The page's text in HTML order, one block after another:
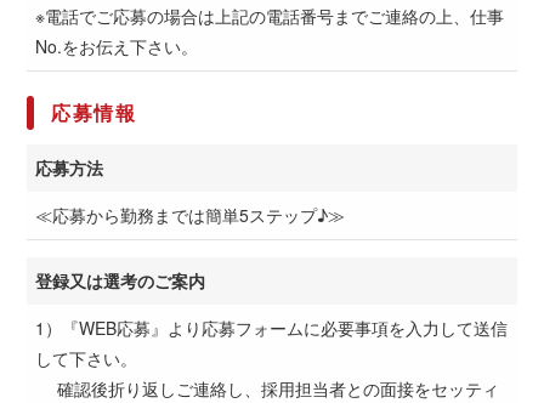
※電話でご応募の場合は上記の電話番号までご連絡の上、仕事
No.をお伝え下さい。
応募情報
応募方法
≪応募から勤務までは簡単5ステップ♪≫
登録又は選考のご案内
1）『WEB応募』より応募フォームに必要事項を入力して送信
して下さい。
確認後折り返しご連絡し、採用担当者との面接をセッティ